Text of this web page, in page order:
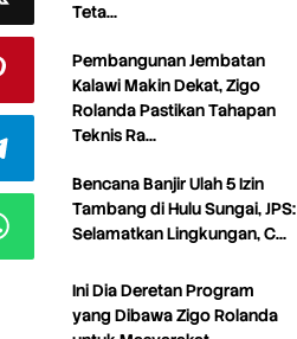
Teta…
Pembangunan Jembatan
Kalawi Makin Dekat, Zigo
Rolanda Pastikan Tahapan
Teknis Ra…
Bencana Banjir Ulah 5 Izin
Tambang di Hulu Sungai, JPS:
Selamatkan Lingkungan, C…
Ini Dia Deretan Program
yang Dibawa Zigo Rolanda